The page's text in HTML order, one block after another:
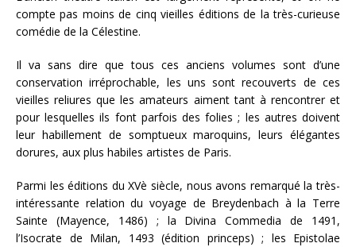
compte pas moins de cinq vieilles éditions de la très-curieuse
comédie de la Célestine.
Il va sans dire que tous ces anciens volumes sont d’une
conservation irréprochable, les uns sont recouverts de ces
vieilles reliures que les amateurs aiment tant à rencontrer et
pour lesquelles ils font parfois des folies ; les autres doivent
leur habillement de somptueux maroquins, leurs élégantes
dorures, aux plus habiles artistes de Paris.
Parmi les éditions du XVè siècle, nous avons remarqué la très-
intéressante relation du voyage de Breydenbach à la Terre
Sainte (Mayence, 1486) ; la Divina Commedia de 1491,
l’Isocrate de Milan, 1493 (édition princeps) ; les Epistolae